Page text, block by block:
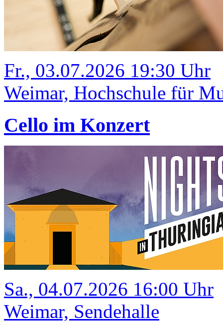
Fr., 03.07.2026 19:30 Uhr
Weimar, Hochschule für
Cello im Konzert
Sa., 04.07.2026 16:00 Uhr
Weimar, Sendehalle